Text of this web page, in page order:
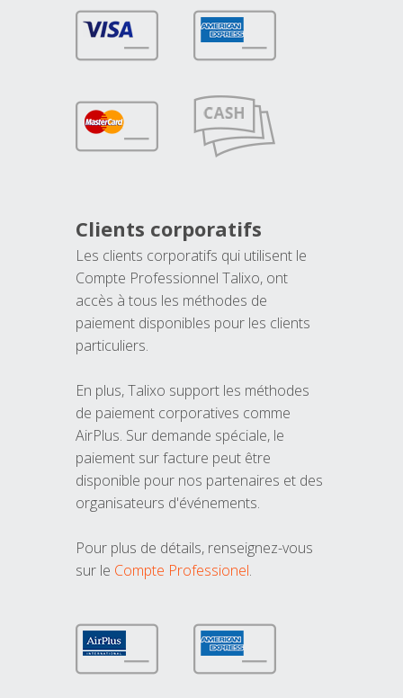
Clients corporatifs
Les clients corporatifs qui utilisent le
Compte Professionnel Talixo, ont
accès à tous les méthodes de
paiement disponibles pour les clients
particuliers.
En plus, Talixo support les méthodes
de paiement corporatives comme
AirPlus. Sur demande spéciale, le
paiement sur facture peut être
disponible pour nos partenaires et des
organisateurs d'événements.
Pour plus de détails, renseignez-vous
sur le Compte Professionel.